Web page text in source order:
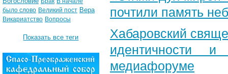
почтили память
Хабаровский
идентичности
медиафоруме
было слово Великий пост Вера
Викариатство Вопросы
Показать все теги